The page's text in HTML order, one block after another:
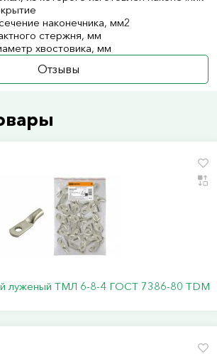
наконечника, мм2
стержня, мм
хвостовика, мм
Отзывы
луженый ТМЛ 6-8-4 ГОСТ 7386-80 TDM